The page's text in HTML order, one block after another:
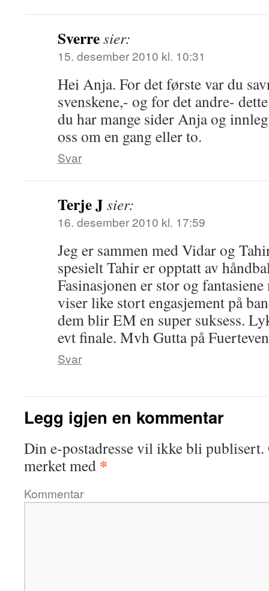
Sverresier:
15. desember 2010 kl. 10:31
Hei Anja. For det første var du
svenskene,- og for det andre-
du har mange sider Anja og
oss om en gang eller to.
Svar
Terje Jsier:
16. desember 2010 kl. 17:59
Jeg er sammen med Vidar og
spesielt Tahir er opptatt av
Fasinasjonen er stor og
viser like stort engasjement på
dem blir EM en super suksess.
evt finale. Mvh Gutta på
Svar
Legg igjen en kommentar
Din e-postadresse vil ikke bli publisert.
merket med *
Kommentar